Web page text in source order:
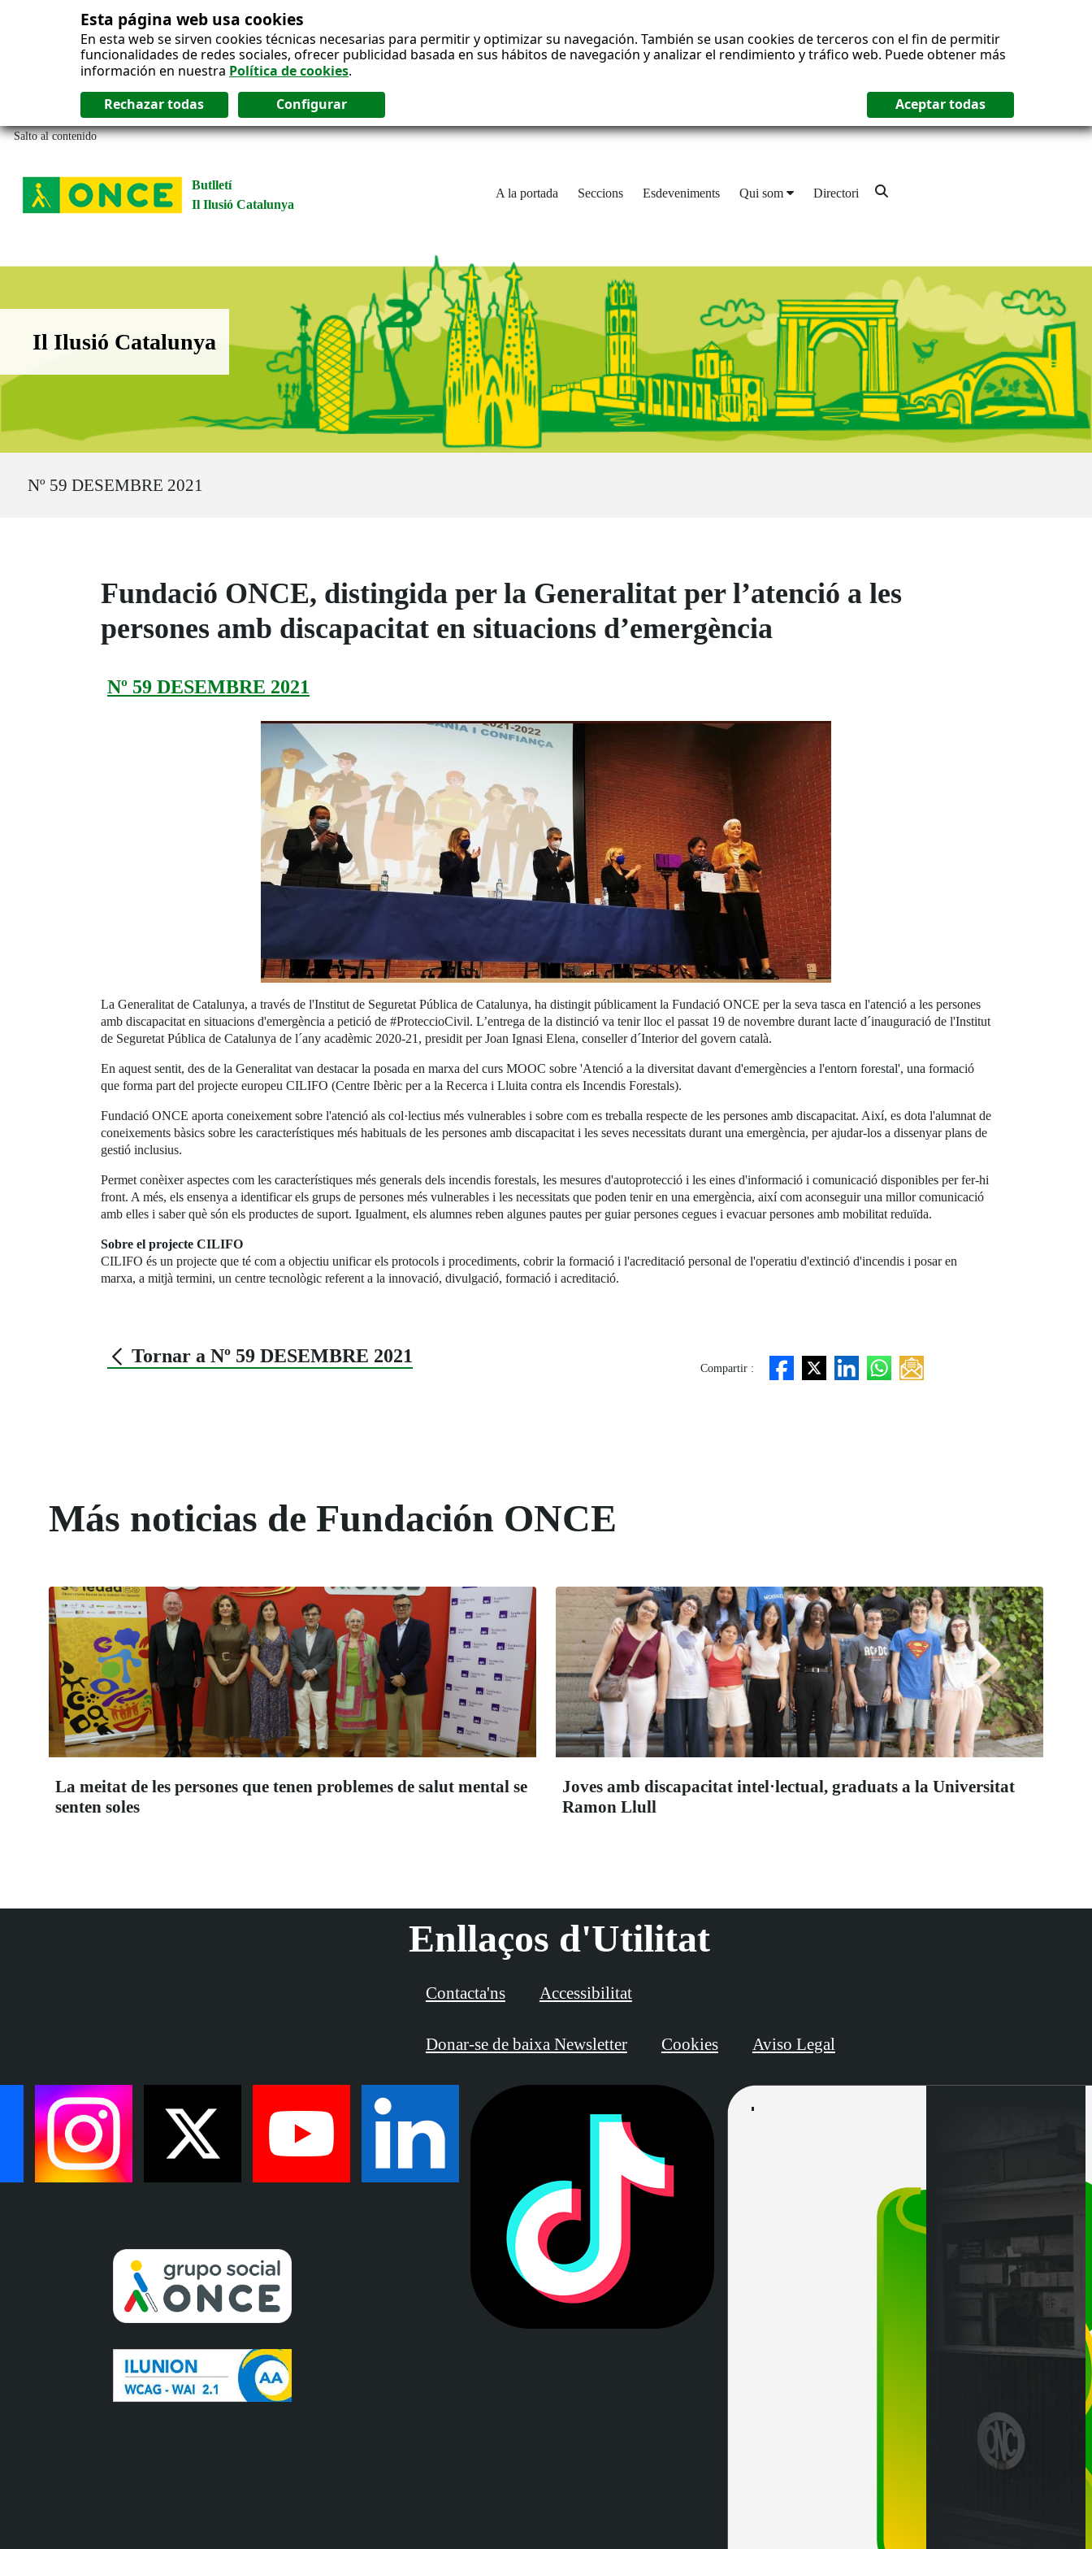
Esta página web usa cookies
En esta web se sirven cookies técnicas necesarias para permitir y optimizar su navegación. También se usan cookies de terceros con el fin de permitir
funcionalidades de redes sociales, ofrecer publicidad basada en sus hábitos de navegación y analizar el rendimiento y tráfico web. Puede obtener más
información en nuestra Política de cookies.
Salto al contenido
Butlletí
Il Ilusió Catalunya
A la portada Seccions Esdeveniments Qui som Directori
Boletín Il·lusió Catalunya
Il Ilusió Catalunya
Nº 59 DESEMBRE 2021
Fundació ONCE, distingida per la Generalitat per l’atenció a les
persones amb discapacitat en situacions d’emergència
Nº 59 DESEMBRE 2021
La Generalitat de Catalunya, a través de l'Institut de Seguretat Pública de Catalunya, ha distingit públicament la Fundació ONCE per la seva tasca en l'atenció a les persones
amb discapacitat en situacions d'emergència a petició de #ProteccioCivil. L’entrega de la distinció va tenir lloc el passat 19 de novembre durant lacte d´inauguració de l'Institut
de Seguretat Pública de Catalunya de l´any acadèmic 2020-21, presidit per Joan Ignasi Elena, conseller d´Interior del govern català.
En aquest sentit, des de la Generalitat van destacar la posada en marxa del curs MOOC sobre 'Atenció a la diversitat davant d'emergències a l'entorn forestal', una formació
que forma part del projecte europeu CILIFO (Centre Ibèric per a la Recerca i Lluita contra els Incendis Forestals).
Fundació ONCE aporta coneixement sobre l'atenció als col·lectius més vulnerables i sobre com es treballa respecte de les persones amb discapacitat. Així, es dota l'alumnat de
coneixements bàsics sobre les característiques més habituals de les persones amb discapacitat i les seves necessitats durant una emergència, per ajudar-los a dissenyar plans de
gestió inclusius.
Permet conèixer aspectes com les característiques més generals dels incendis forestals, les mesures d'autoprotecció i les eines d'informació i comunicació disponibles per fer-hi
front. A més, els ensenya a identificar els grups de persones més vulnerables i les necessitats que poden tenir en una emergència, així com aconseguir una millor comunicació
amb elles i saber què són els productes de suport. Igualment, els alumnes reben algunes pautes per guiar persones cegues i evacuar persones amb mobilitat reduïda.
Sobre el projecte CILIFO
CILIFO és un projecte que té com a objectiu unificar els protocols i procediments, cobrir la formació i l'acreditació personal de l'operatiu d'extinció d'incendis i posar en
marxa, a mitjà termini, un centre tecnològic referent a la innovació, divulgació, formació i acreditació.
Tornar a Nº 59 DESEMBRE 2021
Compartir :
Más noticias de Fundación ONCE
La meitat de les persones que tenen problemes de salut mental se
senten soles
Joves amb discapacitat intel·lectual, graduats a la Universitat
Ramon Llull
Enllaços d'Utilitat
Contacta'ns Accessibilitat
Donar-se de baixa Newsletter Cookies Aviso Legal